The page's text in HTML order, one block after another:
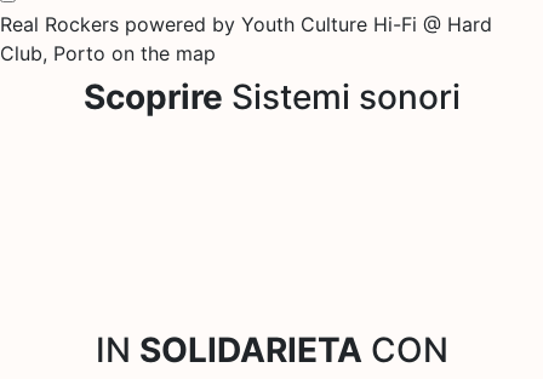
Real Rockers powered by Youth Culture Hi-Fi @ Hard
Club, Porto on the map
Scoprire Sistemi sonori
IN SOLIDARIETA CON